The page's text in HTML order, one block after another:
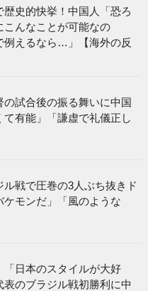
歴史的快挙！中国人「恐ろ
こんなことが可能なの
例えるなら…」【海外の反
の試合後の振る舞いに中国
有能」「謙虚で礼儀正し
ル戦で圧巻の3人ぶち抜きド
ケモンだ」「風のような
「日本のスタイルが大好
表のブラジル戦初勝利に中